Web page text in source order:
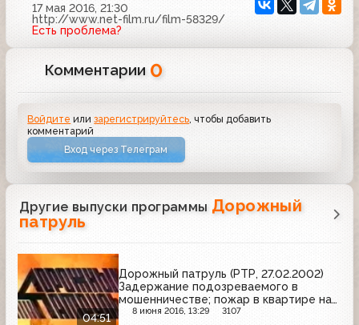
17 мая 2016, 21:30
http://www.net-film.ru/film-58329/
Есть проблема?
Комментарии 0
Войдите илизарегистрируйтесь , чтобы добавить
комментарий
Вход через Телеграм
Другие выпуски программы Дорожный
патруль
04:51
Дорожный патруль (РТР, 27.02.2002)
Задержание подозреваемого в
мошенничестве; пожар в квартире на
11-й Парковой улице; ДТП на МКАД
8 июня 2016, 13:29 3107